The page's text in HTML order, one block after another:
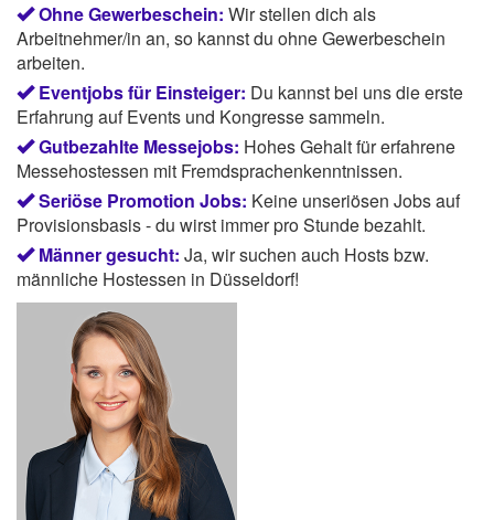
Ohne Gewerbeschein: Wir stellen dich als
Arbeitnehmer/in an, so kannst du ohne Gewerbeschein
arbeiten.
Eventjobs für Einsteiger: Du kannst bei uns die erste
Erfahrung auf Events und Kongresse sammeln.
Gutbezahlte Messejobs: Hohes Gehalt für erfahrene
Messehostessen mit Fremdsprachenkenntnissen.
Seriöse Promotion Jobs: Keine unseriösen Jobs auf
Provisionsbasis - du wirst immer pro Stunde bezahlt.
Männer gesucht: Ja, wir suchen auch Hosts bzw.
männliche Hostessen in Düsseldorf!